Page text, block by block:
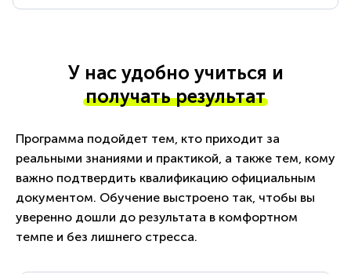
У нас удобно учиться и
получать результат
Программа подойдет тем, кто приходит за
реальными знаниями и практикой, а также тем, кому
важно подтвердить квалификацию официальным
документом. Обучение выстроено так, чтобы вы
уверенно дошли до результата в комфортном
темпе и без лишнего стресса.